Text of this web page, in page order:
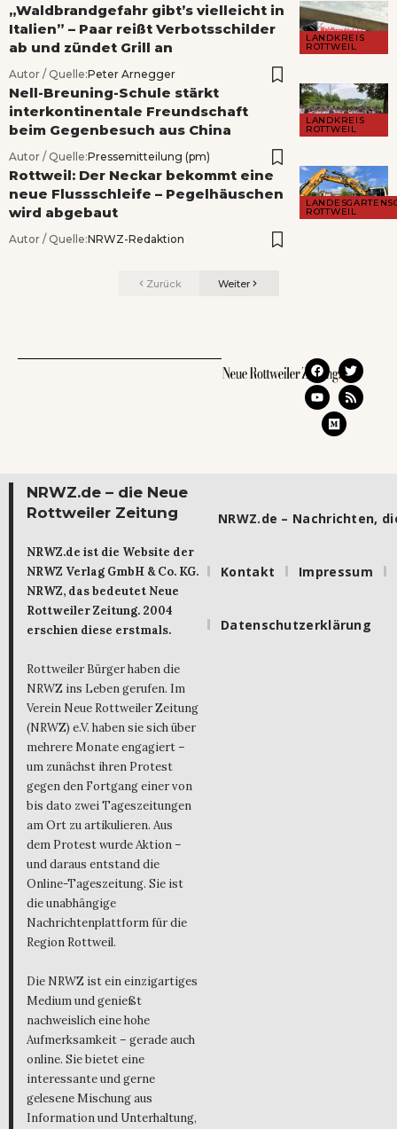
LANDKREIS
ROTTWEIL
„Waldbrandgefahr gibt’s vielleicht in
Italien” – Paar reißt Verbotsschilder
ab und zündet Grill an
Autor / Quelle:Peter Arnegger
LANDKREIS
ROTTWEIL
Nell-Breuning-Schule stärkt
interkontinentale Freundschaft
beim Gegenbesuch aus China
Autor / Quelle:Pressemitteilung (pm)
ROTTWEIL
Rottweil: Der Neckar bekommt eine
neue Flussschleife – Pegelhäuschen
wird abgebaut
Autor / Quelle:NRWZ-Redaktion
Zurück Weiter
NRWZ.de – die Neue
Rottweiler Zeitung
NRWZ.de ist die Website der
NRWZ Verlag GmbH & Co. KG.
NRWZ, das bedeutet Neue
Rottweiler Zeitung. 2004
erschien diese erstmals.
Rottweiler Bürger haben die
NRWZ ins Leben gerufen. Im
Verein Neue Rottweiler Zeitung
(NRWZ) e.V. haben sie sich über
mehrere Monate engagiert –
um zunächst ihren Protest
gegen den Fortgang einer von
bis dato zwei Tageszeitungen
am Ort zu artikulieren. Aus
dem Protest wurde Aktion –
und daraus entstand die
Online-Tageszeitung. Sie ist
die unabhängige
Nachrichtenplattform für die
Region Rottweil.
Die NRWZ ist ein einzigartiges
Medium und genießt
nachweislich eine hohe
Aufmerksamkeit – gerade auch
online. Sie bietet eine
interessante und gerne
gelesene Mischung aus
Information und Unterhaltung,
NRWZ.de – Nachrichten,
Kontakt Impressum
Datenschutzerklärung